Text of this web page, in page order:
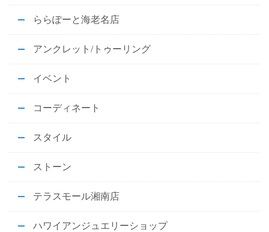
ららぽーと海老名店
アンクレット/トゥーリング
イベント
コーディネート
スタイル
ストーン
テラスモール湘南店
ハワイアンジュエリーショップ